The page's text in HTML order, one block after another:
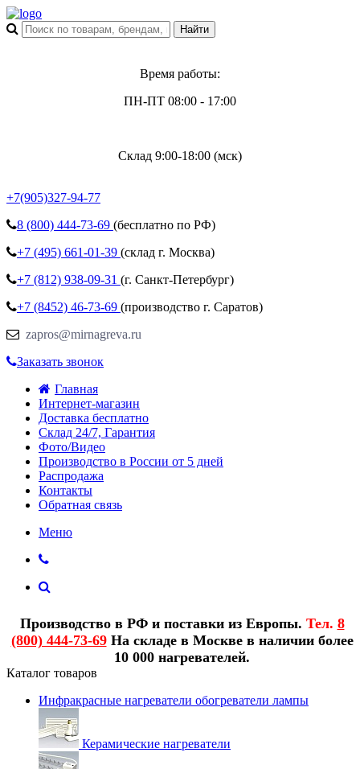
Время работы:
ПН-ПТ 08:00 - 17:00
Склад 9:00-18:00 (мск)
+7(905)327-94-77
8 (800) 444-73-69 (бесплатно по РФ)
+7 (495) 661-01-39 (склад г. Москва)
+7 (812) 938-09-31 (г. Санкт-Петербург)
+7 (8452) 46-73-69 (производство г. Саратов)
zapros@mirnagreva.ru
Заказать звонок
Главная
Интернет-магазин
Доставка бесплатно
Склад 24/7, Гарантия
Фото/Видео
Производство в России от 5 дней
Распродажа
Контакты
Обратная связь
Меню
Производство в РФ и поставки из Европы. Тел. 8
(800) 444-73-69На складе в Москве в наличии более
10 000 нагревателей.
Каталог товаров
Инфракрасные нагреватели обогреватели лампы
Керамические нагреватели